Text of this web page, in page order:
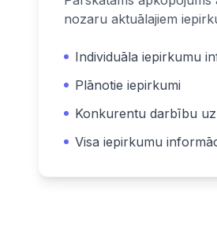
nozaru aktuālajiem
Individuāla iepirkumu
Plānotie iepirkumi
Konkurentu darbību
Visa iepirkumu